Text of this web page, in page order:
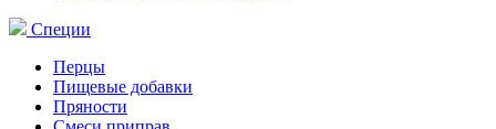
Специи
Перцы
Пищевые добавки
Пряности